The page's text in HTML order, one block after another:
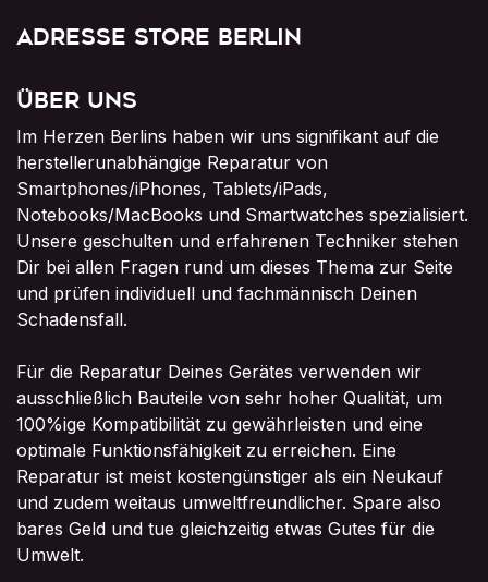
Adresse Store Berlin
Über uns
Im Herzen Berlins haben wir uns signifikant auf die
herstellerunabhängige Reparatur von
Smartphones/iPhones, Tablets/iPads,
Notebooks/MacBooks und Smartwatches spezialisiert.
Unsere geschulten und erfahrenen Techniker stehen
Dir bei allen Fragen rund um dieses Thema zur Seite
und prüfen individuell und fachmännisch Deinen
Schadensfall.
Für die Reparatur Deines Gerätes verwenden wir
ausschließlich Bauteile von sehr hoher Qualität, um
100%ige Kompatibilität zu gewährleisten und eine
optimale Funktionsfähigkeit zu erreichen. Eine
Reparatur ist meist kostengünstiger als ein Neukauf
und zudem weitaus umweltfreundlicher. Spare also
bares Geld und tue gleichzeitig etwas Gutes für die
Umwelt.